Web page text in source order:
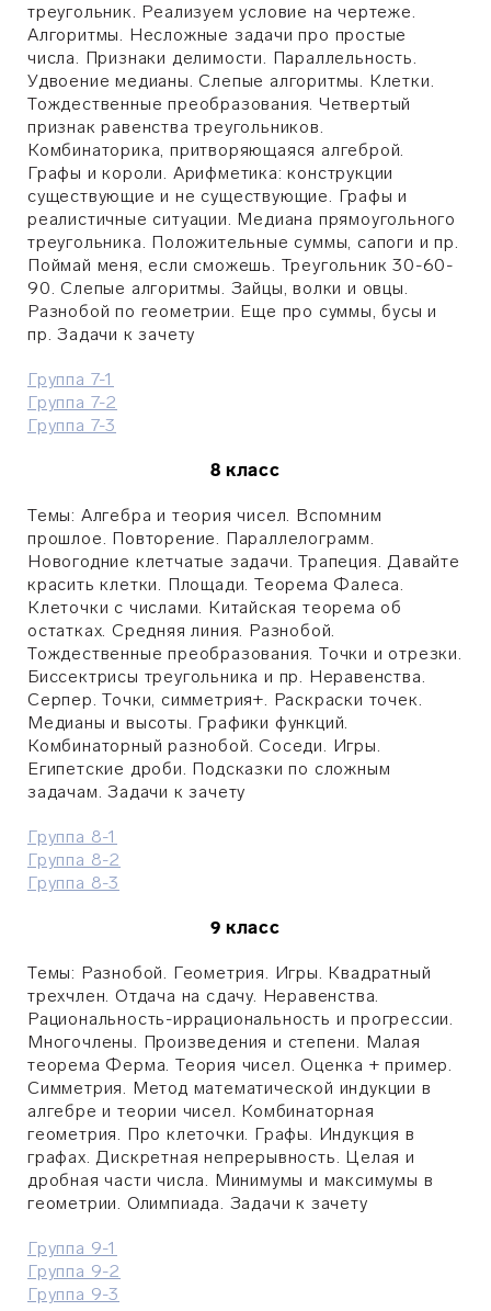
треугольник. Реализуем условие на чертеже.
Алгоритмы. Несложные задачи про простые
числа. Признаки делимости. Параллельность.
Удвоение медианы. Слепые алгоритмы. Клетки.
Тождественные преобразования. Четвертый
признак равенства треугольников.
Комбинаторика, притворяющаяся алгеброй.
Графы и короли. Арифметика: конструкции
существующие и не существующие. Графы и
реалистичные ситуации. Медиана прямоугольного
треугольника. Положительные суммы, сапоги и пр.
Поймай меня, если сможешь. Треугольник 30-60-
90. Слепые алгоритмы. Зайцы, волки и овцы.
Разнобой по геометрии. Еще про суммы, бусы и
пр. Задачи к зачету
Группа 7-1
Группа 7-2
Группа 7-3
8 класс
Темы: Алгебра и теория чисел. Вспомним
прошлое. Повторение. Параллелограмм.
Новогодние клетчатые задачи. Трапеция. Давайте
красить клетки. Площади. Теорема Фалеса.
Клеточки с числами. Китайская теорема об
остатках. Средняя линия. Разнобой.
Тождественные преобразования. Точки и отрезки.
Биссектрисы треугольника и пр. Неравенства.
Серпер. Точки, симметрия+. Раскраски точек.
Медианы и высоты. Графики функций.
Комбинаторный разнобой. Соседи. Игры.
Египетские дроби. Подсказки по сложным
задачам. Задачи к зачету
Группа 8-1
Группа 8-2
Группа 8-3
9 класс
Темы: Разнобой. Геометрия. Игры. Квадратный
трехчлен. Отдача на сдачу. Неравенства.
Рациональность-иррациональность и прогрессии.
Многочлены. Произведения и степени. Малая
теорема Ферма. Теория чисел. Оценка + пример.
Симметрия. Метод математической индукции в
алгебре и теории чисел. Комбинаторная
геометрия. Про клеточки. Графы. Индукция в
графах. Дискретная непрерывность. Целая и
дробная части числа. Минимумы и максимумы в
геометрии. Олимпиада. Задачи к зачету
Группа 9-1
Группа 9-2
Группа 9-3